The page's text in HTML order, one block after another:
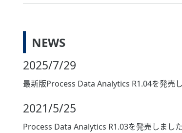
NEWS
2025/7/29
最新版Process Data Analytics R1.04を発売し
2021/5/25
Process Data Analytics R1.03を発売しました